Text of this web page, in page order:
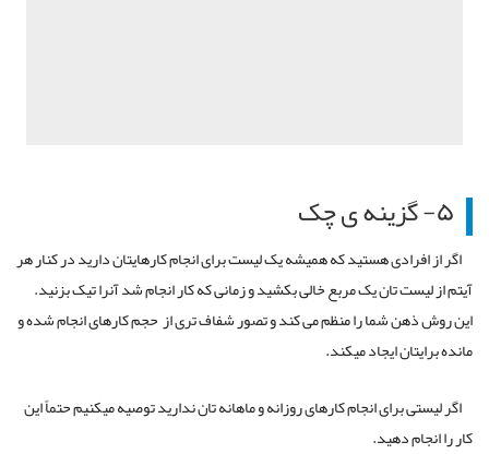
۵- گزینه ی چک
اگر از افرادی هستید که همیشه یک لیست برای انجام کارهایتان دارید در کنار هر
آیتم از لیست تان یک مربع خالی بکشید و زمانی که کار انجام شد آنرا تیک بزنید.
این روش ذهن شما را منظم می کند و تصور شفاف تری از حجم کارهای انجام شده و
مانده برایتان ایجاد میکند.
اگر لیستی برای انجام کارهای روزانه و ماهانه تان ندارید توصیه میکنیم حتماً این
کار را انجام دهید.